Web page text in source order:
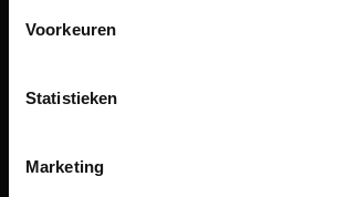
Voorkeuren
Statistieken
Marketing